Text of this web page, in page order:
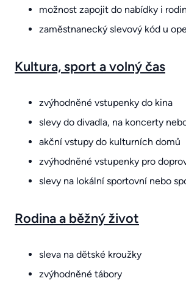
možnost zapojit do nabídky i
zaměstnanecký slevový kód u
Kultura, sport a volný čas
zvýhodněné vstupenky do kina
slevy do divadla, na koncerty
akční vstupy do kulturních domů
zvýhodněné vstupenky pro
slevy na lokální sportovní nebo
Rodina a běžný život
sleva na dětské kroužky
zvýhodněné tábory